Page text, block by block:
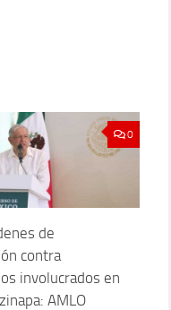
0
de
contra
involucrados en
AMLO